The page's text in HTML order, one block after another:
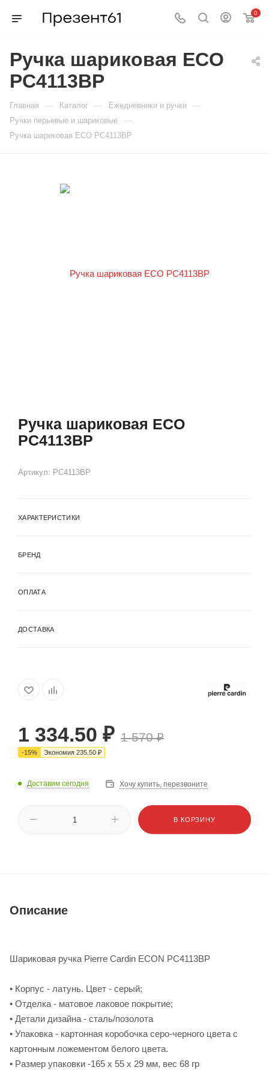
0
Ручка шариковая ECO
PC4113BP
Главная — Каталог — Ежедневники и ручки —
Ручки перьевые и шариковые —
Ручка шариковая ECO PC4113BP
Ручка шариковая ECO
PC4113BP
Артикул: PC4113BP
ХАРАКТЕРИСТИКИ
БРЕНД
ОПЛАТА
ДОСТАВКА
1 334.50 ₽ 1 570₽
-15% Экономия 235.50 ₽
Доставим сегодня Хочу купить, перезвоните
В КОРЗИНУ
Описание
Шариковая ручка Pierre Cardin ECON PC4113BP
• Корпус - латунь. Цвет - серый;
• Отделка - матовое лаковое покрытие;
• Детали дизайна - сталь/позолота
• Упаковка - картонная коробочка серо-черного цвета с
картонным ложементом белого цвета.
• Размер упаковки -165 х 55 х 29 мм, вес 68 гр